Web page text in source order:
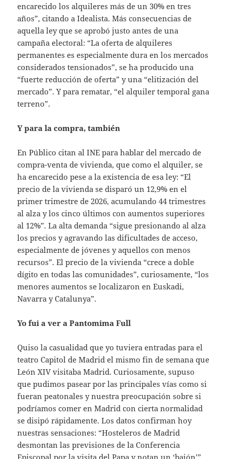
encarecido los alquileres más de un 30% en tres
años”, citando a Idealista. Más consecuencias de
aquella ley que se aprobó justo antes de una
campaña electoral: “La oferta de alquileres
permanentes es especialmente dura en los mercados
considerados tensionados”, se ha producido una
“fuerte reducción de oferta” y una “elitización del
mercado”. Y para rematar, “el alquiler temporal gana
terreno”.
Y para la compra, también
En Público citan al INE para hablar del mercado de
compra-venta de vivienda, que como el alquiler, se
ha encarecido pese a la existencia de esa ley: “El
precio de la vivienda se disparó un 12,9% en el
primer trimestre de 2026, acumulando 44 trimestres
al alza y los cinco últimos con aumentos superiores
al 12%”. La alta demanda “sigue presionando al alza
los precios y agravando las dificultades de acceso,
especialmente de jóvenes y aquellos con menos
recursos”. El precio de la vivienda “crece a doble
dígito en todas las comunidades”, curiosamente, “los
menores aumentos se localizaron en Euskadi,
Navarra y Catalunya”.
Yo fui a ver a Pantomima Full
Quiso la casualidad que yo tuviera entradas para el
teatro Capitol de Madrid el mismo fin de semana que
León XIV visitaba Madrid. Curiosamente, supuso
que pudimos pasear por las principales vías como si
fueran peatonales y nuestra preocupación sobre si
podríamos comer en Madrid con cierta normalidad
se disipó rápidamente. Los datos confirman hoy
nuestras sensaciones: “Hosteleros de Madrid
desmontan las previsiones de la Conferencia